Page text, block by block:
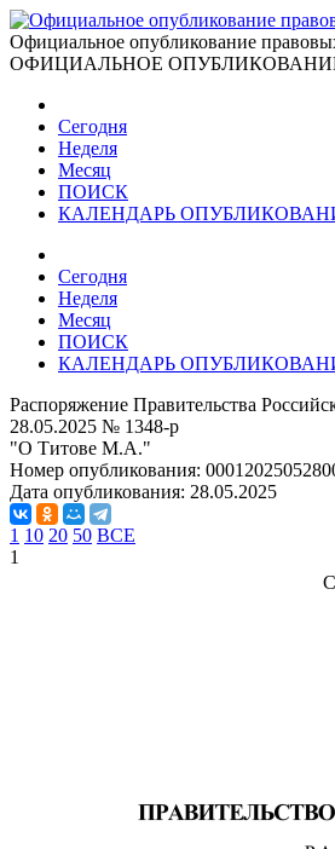
Официальное опубликование
ОФИЦИАЛЬНОЕ
Сегодня
Неделя
Месяц
ПОИСК
КАЛЕНДАРЬ
Сегодня
Неделя
Месяц
ПОИСК
КАЛЕНДАРЬ
Распоряжение Правительства
28.05.2025 № 1348-р
"О Титове М.А."
Номер опубликования:
Дата опубликования: 28.05.2025
1 10 20 50 ВСЕ
1